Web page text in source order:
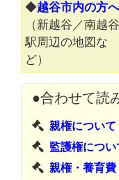
◆越谷市内の方へ
（新越谷／南越谷
駅周辺の地図な
ど）
●合わせて読
親権について
監護権につい
親権・養育費